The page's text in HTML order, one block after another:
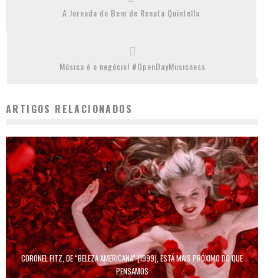
A Jornada do Bem de Renata Quintella
Música é o negócio! #OpenDayMusicness
ARTIGOS RELACIONADOS
CORONEL FITZ, DE “BELEZA AMERICANA” (1999), ESTÁ MAIS PRÓXIMO DO QUE
PENSAMOS